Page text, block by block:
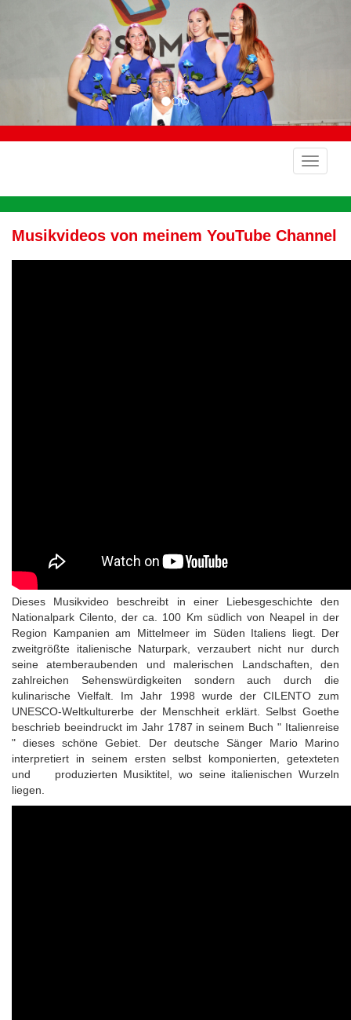
Musikvideos von meinem YouTube Channel
Dieses Musikvideo beschreibt in einer Liebesgeschichte den
Nationalpark Cilento, der ca. 100 Km südlich von Neapel in der
Region Kampanien am Mittelmeer im Süden Italiens liegt. Der
zweitgrößte italienische Naturpark, verzaubert nicht nur durch
seine atemberaubenden und malerischen Landschaften, den
zahlreichen Sehenswürdigkeiten sondern auch durch die
kulinarische Vielfalt. Im Jahr 1998 wurde der CILENTO zum
UNESCO-Weltkulturerbe der Menschheit erklärt. Selbst Goethe
beschrieb beeindruckt im Jahr 1787 in seinem Buch " Italienreise
" dieses schöne Gebiet. Der deutsche Sänger Mario Marino
interpretiert in seinem ersten selbst komponierten, getexteten
und produzierten Musiktitel, wo seine italienischen Wurzeln
liegen.